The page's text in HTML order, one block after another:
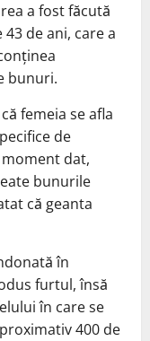
a fost făcută
de ani, care a
bunuri.
femeia se afla
de
dat,
bunurile
că geanta
în
furtul, însă
în care se
400 de